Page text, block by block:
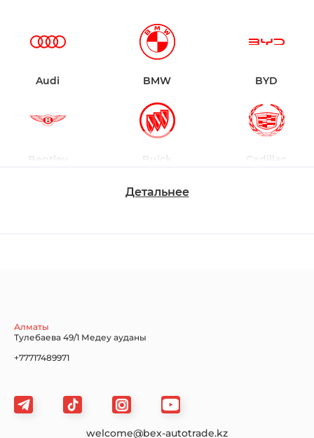
Audi BMW BYD
Bentley Buick Cadillac
Jaguar Jeep
Детальнее
Алматы
Тулебаева 49/1 Медеу ауданы
+77717489971
welcome@bex-autotrade.kz